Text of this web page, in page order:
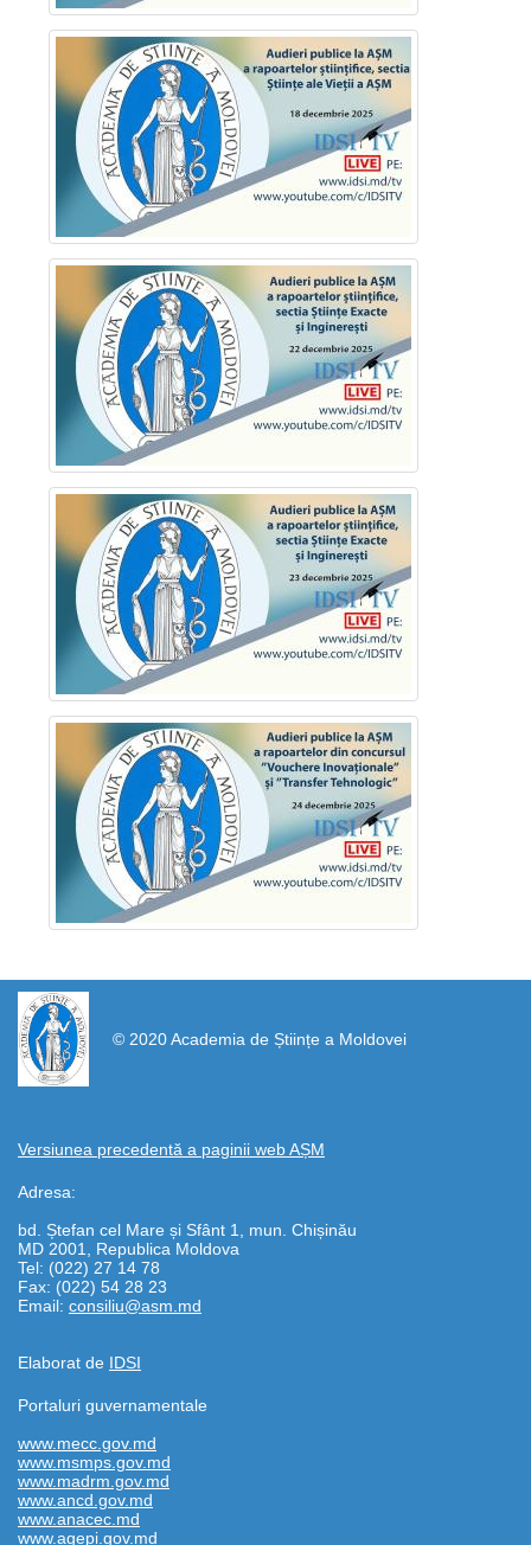
© 2020 Academia de Științe a Moldovei
Versiunea precedentă a paginii web AȘM
Adresa:
bd. Ștefan cel Mare și Sfânt 1, mun. Chișinău
MD 2001, Republica Moldova
Tel: (022) 27 14 78
Fax: (022) 54 28 23
Email: consiliu@asm.md
Elaborat de IDSI
https://propletenie.ru/
Portaluri guvernamentale
www.mecc.gov.md
www.msmps.gov.md
www.madrm.gov.md
www.ancd.gov.md
www.anacec.md
www.agepi.gov.md